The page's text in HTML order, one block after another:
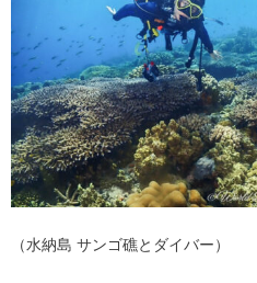
（水納島 サンゴ礁とダイバー）